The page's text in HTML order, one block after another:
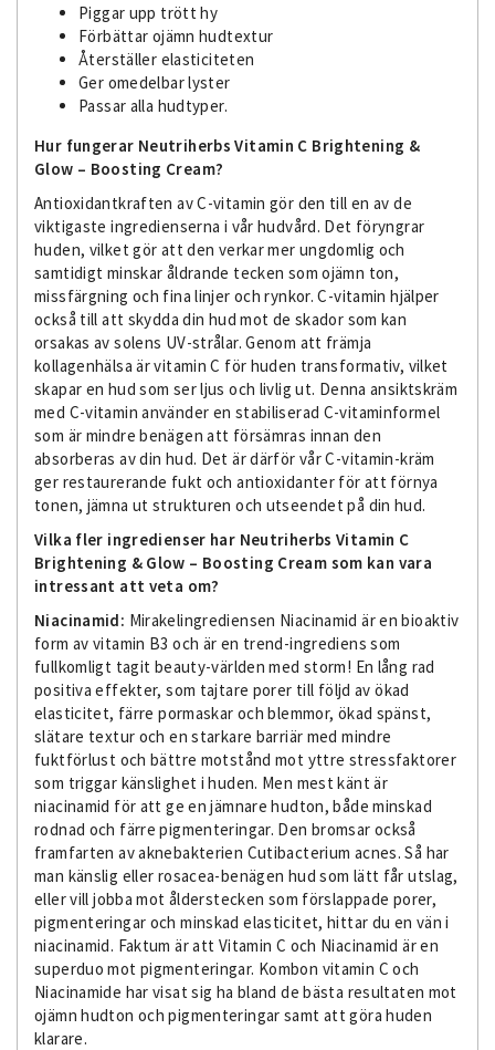
Piggar upp trött hy
Förbättar ojämn hudtextur
Återställer elasticiteten
Ger omedelbar lyster
Passar alla hudtyper.
Hur fungerar Neutriherbs Vitamin C Brightening &
Glow – Boosting Cream?
Antioxidantkraften av C-vitamin gör den till en av de
viktigaste ingredienserna i vår hudvård. Det föryngrar
huden, vilket gör att den verkar mer ungdomlig och
samtidigt minskar åldrande tecken som ojämn ton,
missfärgning och fina linjer och rynkor. C-vitamin hjälper
också till att skydda din hud mot de skador som kan
orsakas av solens UV-strålar. Genom att främja
kollagenhälsa är vitamin C för huden transformativ, vilket
skapar en hud som ser ljus och livlig ut. Denna ansiktskräm
med C-vitamin använder en stabiliserad C-vitaminformel
som är mindre benägen att försämras innan den
absorberas av din hud. Det är därför vår C-vitamin-kräm
ger restaurerande fukt och antioxidanter för att förnya
tonen, jämna ut strukturen och utseendet på din hud.
Vilka fler ingredienser har Neutriherbs Vitamin C
Brightening & Glow – Boosting Cream som kan vara
intressant att veta om?
Niacinamid: Mirakelingrediensen Niacinamid är en bioaktiv
form av vitamin B3 och är en trend-ingrediens som
fullkomligt tagit beauty-världen med storm! En lång rad
positiva effekter, som tajtare porer till följd av ökad
elasticitet, färre pormaskar och blemmor, ökad spänst,
slätare textur och en starkare barriär med mindre
fuktförlust och bättre motstånd mot yttre stressfaktorer
som triggar känslighet i huden. Men mest känt är
niacinamid för att ge en jämnare hudton, både minskad
rodnad och färre pigmenteringar. Den bromsar också
framfarten av aknebakterien Cutibacterium acnes. Så har
man känslig eller rosacea-benägen hud som lätt får utslag,
eller vill jobba mot ålderstecken som förslappade porer,
pigmenteringar och minskad elasticitet, hittar du en vän i
niacinamid. Faktum är att Vitamin C och Niacinamid är en
superduo mot pigmenteringar. Kombon vitamin C och
Niacinamide har visat sig ha bland de bästa resultaten mot
ojämn hudton och pigmenteringar samt att göra huden
klarare.